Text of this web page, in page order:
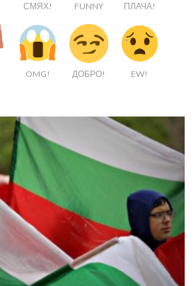
СМЯХ! FUNNY ПЛАЧА!
OMG! ДОБРО! EW!